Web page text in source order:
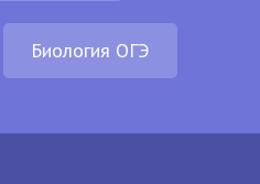
Биология ОГЭ